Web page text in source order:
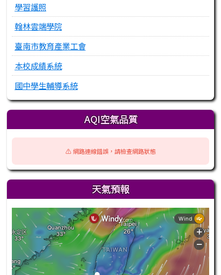
學習護照
翰林雲端學院
臺南市教育產業工會
本校成績系統
國中學生輔導系統
AQI空氣品質
⚠️ 網路連線錯誤，請檢查網路狀態
天氣預報